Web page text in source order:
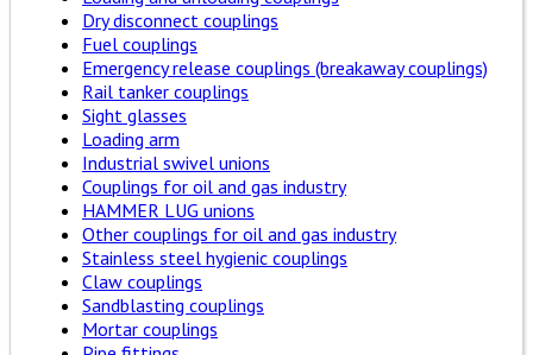
Dry disconnect couplings
Fuel couplings
Emergency release couplings (breakaway couplings)
Rail tanker couplings
Sight glasses
Loading arm
Industrial swivel unions
Couplings for oil and gas industry
HAMMER LUG unions
Other couplings for oil and gas industry
Stainless steel hygienic couplings
Claw couplings
Sandblasting couplings
Mortar couplings